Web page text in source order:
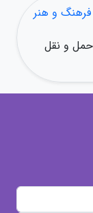
فرهنگ و هنر
حمل و نقل